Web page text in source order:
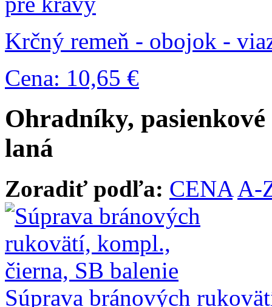
Krčný remeň - obojok -
Cena: 10,65 €
Ohradníky, pasienkové
laná
Zoradiť podľa: CENA A-
Súprava bránových